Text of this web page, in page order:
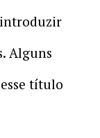
introduzir
Alguns
título